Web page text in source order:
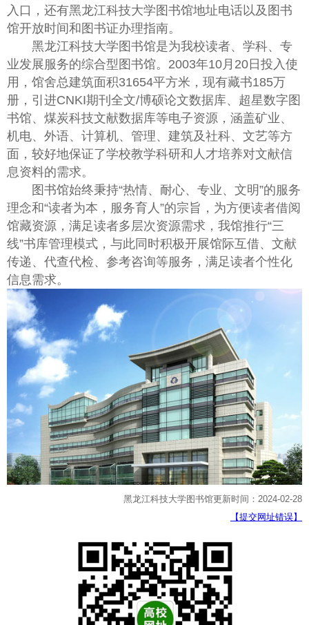
入口，还有黑龙江科技大学图书馆地址电话以及图书
馆开放时间和图书证办理指南。
黑龙江科技大学图书馆是为我校读者、学科、专
业发展服务的综合型图书馆。2003年10月20日投入使
用，馆舍总建筑面积31654平方米，现有藏书185万
册，引进CNKI期刊全文/博硕论文数据库、超星数字图
书馆、煤炭科技文献数据库等电子资源，涵盖矿业、
机电、外语、计算机、管理、建筑及社科、文艺等方
面，较好地保证了学校教学科研和人才培养对文献信
息资料的需求。
图书馆始终秉持“热情、耐心、专业、文明”的服务
理念和“读者为本，服务育人”的宗旨，为方便读者借阅
馆藏资源，满足读者多层次资源需求，我馆推行“三
线”书库管理模式，与此同时积极开展馆际互借、文献
传递、代查代检、参考咨询等服务，满足读者个性化
信息需求。
黑龙江科技大学图书馆更新时间：2024-02-28
【提交网址错误】